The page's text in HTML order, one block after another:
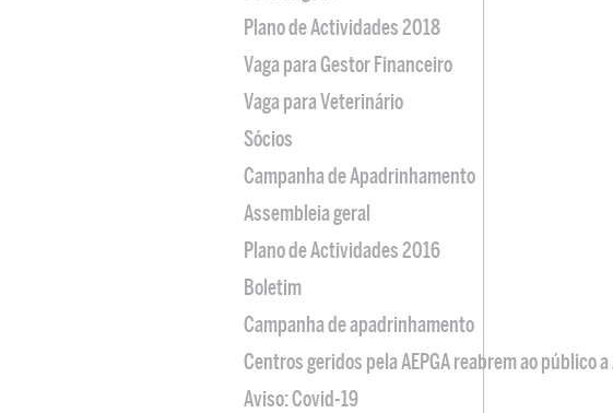
Plano de Actividades 2018
Vaga para Gestor Financeiro
Vaga para Veterinário
Sócios
Campanha de Apadrinhamento
Assembleia geral
Plano de Actividades 2016
Boletim
Campanha de apadrinhamento
Centros geridos pela AEPGA reabrem ao público
Aviso: Covid-19